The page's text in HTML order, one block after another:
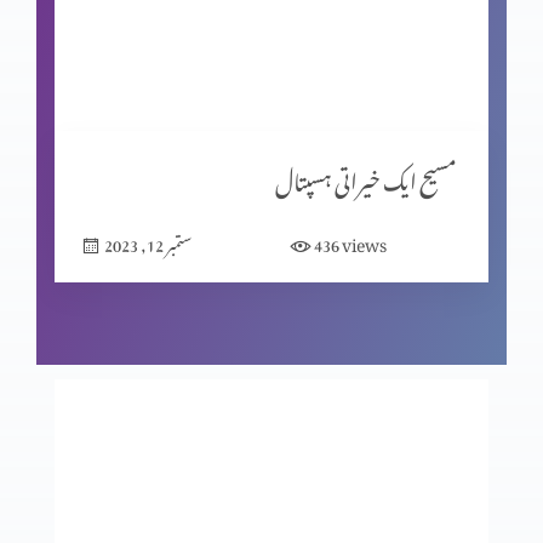
یسعیاہ کی کتاب باب 53 (حصہ 2)
یسعیاہ کی کتاب 53 باب
مسیح ایک خیراتی ہسپتال
ستمبر 12, 2023 436views